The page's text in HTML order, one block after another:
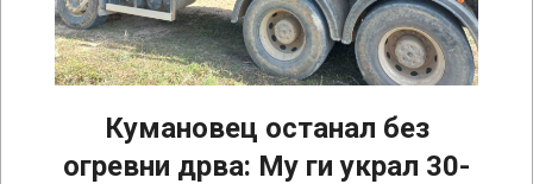
Кумановец останал без
огревни дрва: Му ги украл 30-